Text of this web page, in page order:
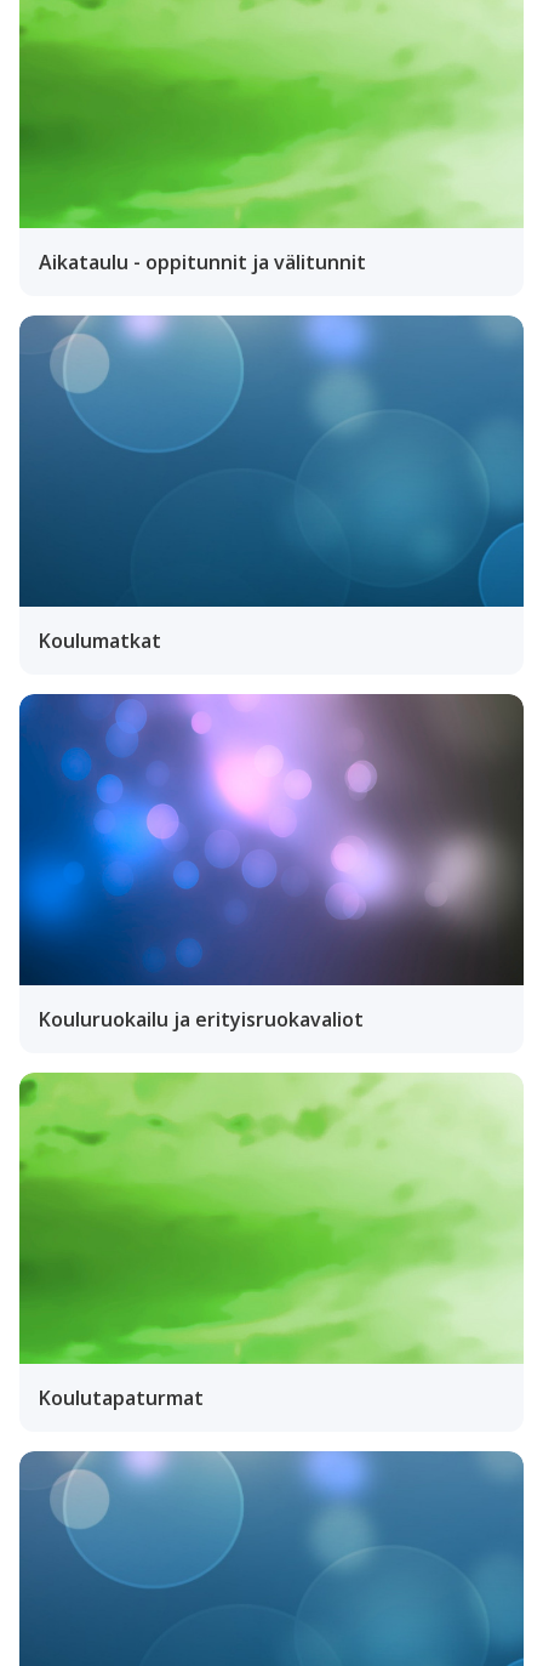
Aikataulu - oppitunnit ja välitunnit
Koulumatkat
Kouluruokailu ja erityisruokavaliot
Koulutapaturmat